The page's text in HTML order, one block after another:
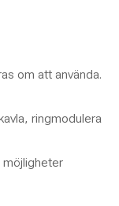
om att använda.
ringmodulera
möjligheter